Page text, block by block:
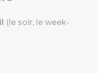
(le soir, le week-